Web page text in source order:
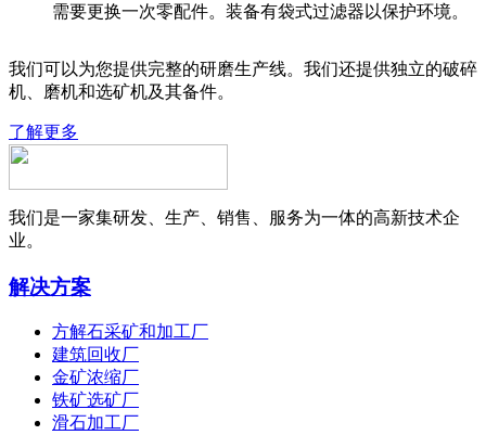
需要更换一次零配件。装备有袋式过滤器以保护环境。
我们可以为您提供完整的研磨生产线。我们还提供独立的破碎
机、磨机和选矿机及其备件。
了解更多
我们是一家集研发、生产、销售、服务为一体的高新技术企
业。
解决方案
方解石采矿和加工厂
建筑回收厂
金矿浓缩厂
铁矿选矿厂
滑石加工厂